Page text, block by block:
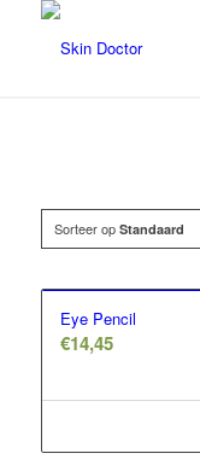
Filter
Coco en sebas
Luxuriuous
Sorteer op Standaard
Eye Pencil
€14,45